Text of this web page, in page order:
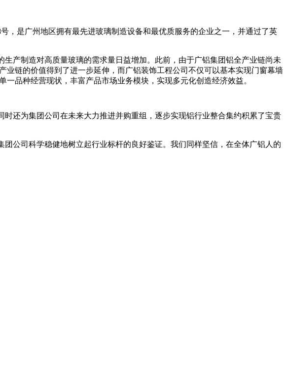
是广州地区拥有最先进玻璃制造设备和最优质服务的企业之一，并通过了英
产制造对高质量玻璃的需求量日益增加。此前，由于广铝集团铝全产业链尚未
链的价值得到了进一步延伸，而广铝装饰工程公司不仅可以基本实现门窗幕墙
品种经营现状，丰富产品市场业务模块，实现多元化创造经济效益。
还为集团公司在未来大力推进并购重组，逐步实现铝行业整合集约积累了宝贵
公司科学稳健地树立起行业标杆的良好鉴证。我们同样坚信，在全体广铝人的